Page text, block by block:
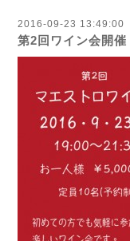
2016-09-23 13:49:00
第2回ワイン会開催